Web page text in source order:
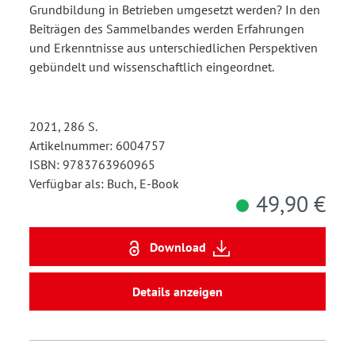
Grundbildung in Betrieben umgesetzt werden? In den
Beiträgen des Sammelbandes werden Erfahrungen
und Erkenntnisse aus unterschiedlichen Perspektiven
gebündelt und wissenschaftlich eingeordnet.
2021, 286 S.
Artikelnummer: 6004757
ISBN: 9783763960965
Verfügbar als: Buch, E-Book
49,90 €
Download
Details anzeigen